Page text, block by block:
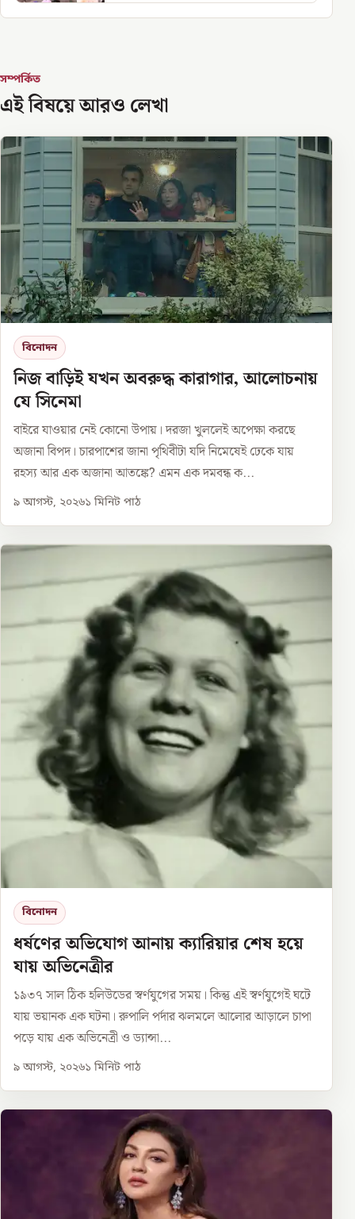
সম্পর্কিত
এই বিষয়ে আরও লেখা
বিনোদন
নিজ বাড়িই যখন অবরুদ্ধ কারাগার, আলোচনায়
যে সিনেমা
বাইরে যাওয়ার নেই কোনো উপায়। দরজা খুললেই অপেক্ষা করছে
অজানা বিপদ। চারপাশের জানা পৃথিবীটা যদি নিমেষেই ঢেকে যায়
রহস্য আর এক অজানা আতঙ্কে? এমন এক দমবন্ধ ক...
৯ আগস্ট, ২০২৬১ মিনিট পাঠ
বিনোদন
ধর্ষণের অভিযোগ আনায় ক্যারিয়ার শেষ হয়ে
যায় অভিনেত্রীর
১৯৩৭ সাল ঠিক হলিউডের স্বর্ণযুগের সময়। কিন্তু এই স্বর্ণযুগেই ঘটে
যায় ভয়ানক এক ঘটনা। রুপালি পর্দার ঝলমলে আলোর আড়ালে চাপা
পড়ে যায় এক অভিনেত্রী ও ড্যান্সা...
৯ আগস্ট, ২০২৬১ মিনিট পাঠ